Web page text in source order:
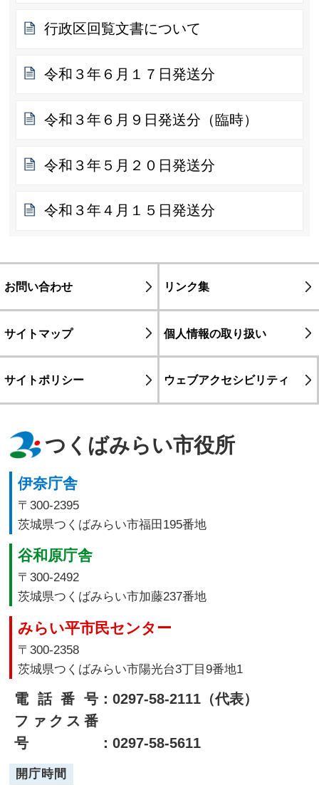
行政区回覧文書について
令和３年６月１７日発送分
令和３年６月９日発送分（臨時）
令和３年５月２０日発送分
令和３年４月１５日発送分
お問い合わせ リンク集
サイトマップ 個人情報の取り扱い
サイトポリシー ウェブアクセシビリティ
つくばみらい市役所
伊奈庁舎
〒300-2395
茨城県つくばみらい市福田195番地
谷和原庁舎
〒300-2492
茨城県つくばみらい市加藤237番地
みらい平市民センター
〒300-2358
茨城県つくばみらい市陽光台3丁目9番地1
電話番号：0297-58-2111（代表）
ファクス番
号
：0297-58-5611
開庁時間